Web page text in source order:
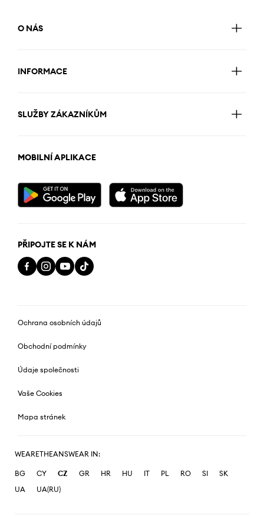
O NÁS
INFORMACE
SLUŽBY ZÁKAZNÍKŮM
MOBILNÍ APLIKACE
PŘIPOJTE SE K NÁM
Ochrana osobních údajů
Obchodní podmínky
Údaje společnosti
Vaše Cookies
Mapa stránek
WEARETHEANSWEAR IN:
BG CY CZ GR HR HU IT PL RO SI
SK
UA
UA(RU)